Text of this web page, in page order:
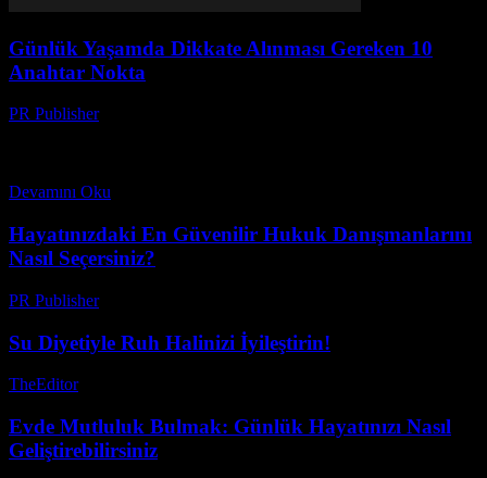
Günlük Yaşamda Dikkate Alınması Gereken 10
Anahtar Nokta
PR Publisher-
Devamını Oku
Hayatınızdaki En Güvenilir Hukuk Danışmanlarını
Nasıl Seçersiniz?
PR Publisher-
Su Diyetiyle Ruh Halinizi İyileştirin!
TheEditor-
Evde Mutluluk Bulmak: Günlük Hayatınızı Nasıl
Geliştirebilirsiniz